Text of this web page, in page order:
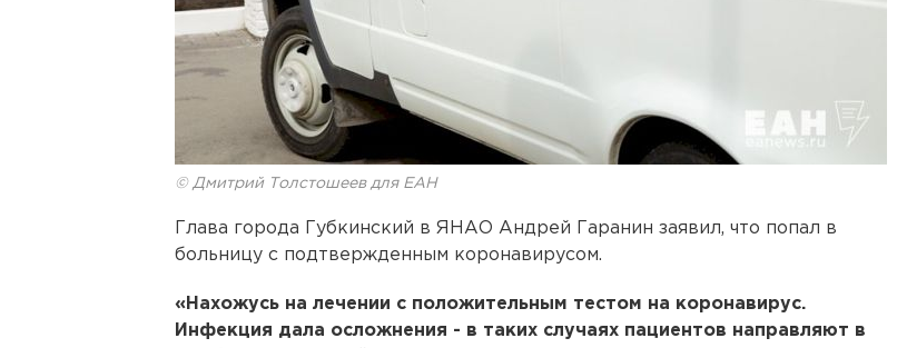
© Дмитрий Толстошеев для ЕАН
Глава города Губкинский в ЯНАО Андрей Гаранин заявил, что попал в
больницу с подтвержденным коронавирусом.
«Нахожусь на лечении с положительным тестом на коронавирус.
Инфекция дала осложнения - в таких случаях пациентов направляют в